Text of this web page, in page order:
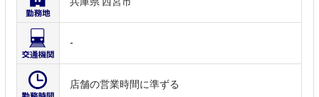
-
店舗の営業時間に準ずる